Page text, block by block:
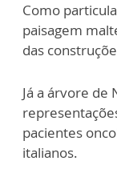
Como
paisagem
das
Já a árvore de
pacientes
italianos.